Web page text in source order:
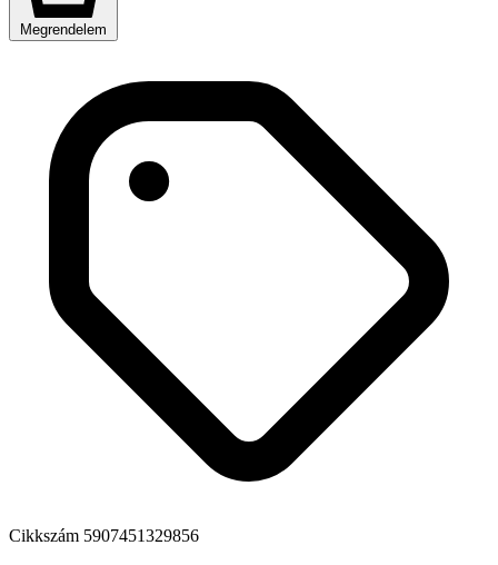
Megrendelem
Cikkszám 5907451329856